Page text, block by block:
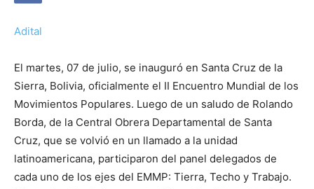
Adital
El martes, 07 de julio, se inauguró en Santa Cruz de la
Sierra, Bolivia, oficialmente el II Encuentro Mundial de los
Movimientos Populares. Luego de un saludo de Rolando
Borda, de la Central Obrera Departamental de Santa
Cruz, que se volvió en un llamado a la unidad
latinoamericana, participaron del panel delegados de
cada uno de los ejes del EMMP: Tierra, Techo y Trabajo.